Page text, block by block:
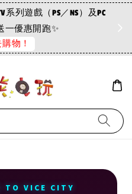
列遊戲（PS／NS）及PC
一優惠開跑✨
物！
TO VICE CITY